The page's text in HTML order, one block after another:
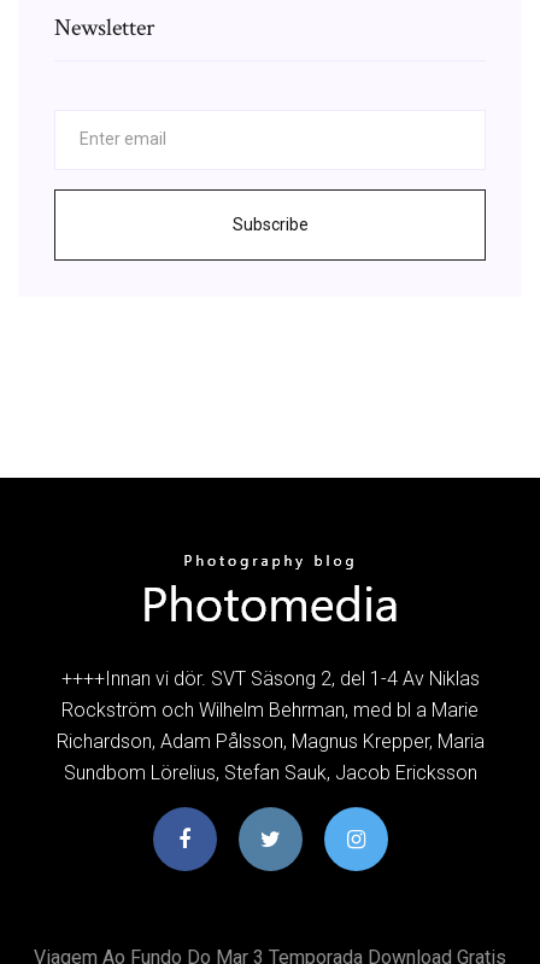
Newsletter
Subscribe
++++Innan vi dör. SVT Säsong 2, del 1-4 Av Niklas
Rockström och Wilhelm Behrman, med bl a Marie
Richardson, Adam Pålsson, Magnus Krepper, Maria
Sundbom Lörelius, Stefan Sauk, Jacob Ericksson
Viagem Ao Fundo Do Mar 3 Temporada Download Gratis